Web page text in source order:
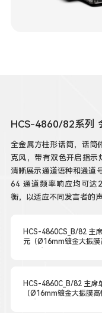
HCS-4860/82系列
全金属方柱形话筒，话筒
克风，带有双色开启指示
清晰展示通道语种和通道
64 通道频率响应均可达
衡，以适应不同发言者的
HCS-4860CS_B/82 主
元（Ø16mm镀金大振膜
HCS-4860C_B/82 主席
（Ø16mm镀金大振膜高